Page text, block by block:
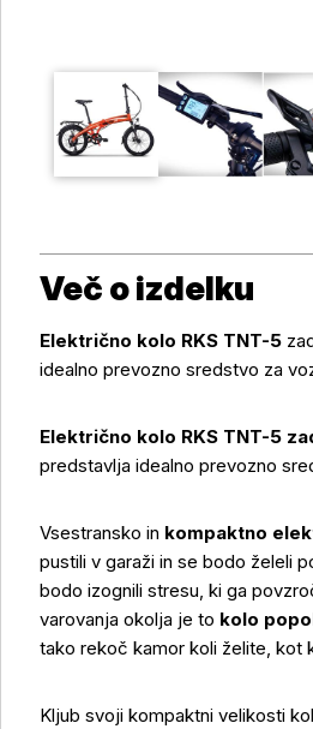
Več o izdelku
Električno kolo RKS TNT-5
idealno prevozno sredstvo za
Električno kolo RKS TNT-5
predstavlja idealno prevozno
Vsestransko in kompaktno
pustili v garaži in se bodo želeli
bodo izognili stresu, ki ga
varovanja okolja je to kolo
tako rekoč kamor koli želite, kot
Kljub svoji kompaktni velikosti